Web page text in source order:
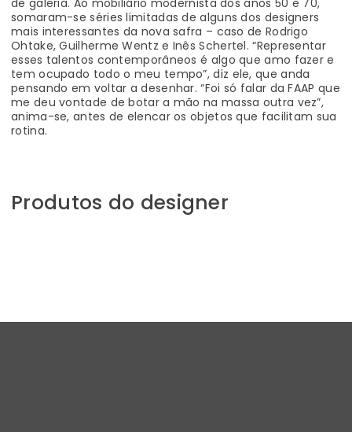
de galeria. Ao mobiliário modernista dos anos 50 e 70,
somaram-se séries limitadas de alguns dos designers
mais interessantes da nova safra – caso de Rodrigo
Ohtake, Guilherme Wentz e Inês Schertel. “Representar
esses talentos contemporâneos é algo que amo fazer e
tem ocupado todo o meu tempo”, diz ele, que anda
pensando em voltar a desenhar. “Foi só falar da FAAP que
me deu vontade de botar a mão na massa outra vez”,
anima-se, antes de elencar os objetos que facilitam sua
rotina.
Produtos do designer